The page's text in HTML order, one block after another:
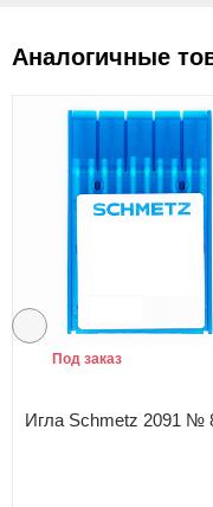
Аналогичные
Игла Schmetz 2091 №
Под заказ